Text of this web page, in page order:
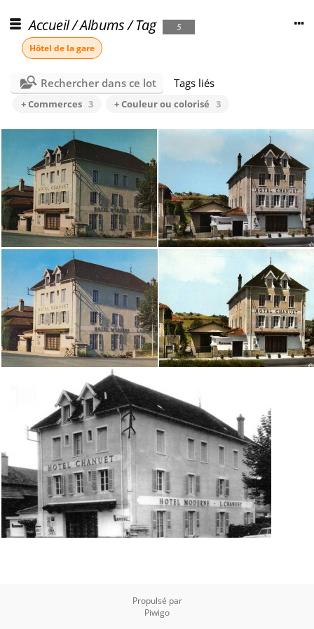
Accueil/Albums/Tag
5
Hôtel de la gare
Rechercher dans ce lot Tags liés
+ Commerces 3 + Couleur ou colorisé 3
Propulsé par
Piwigo